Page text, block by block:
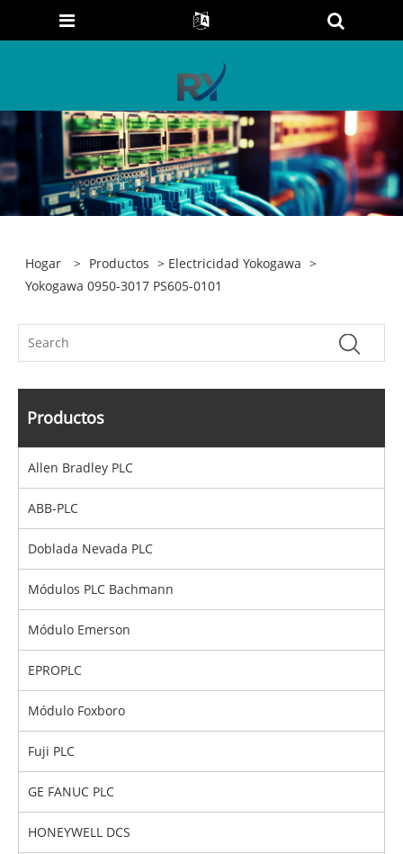
Hogar > Productos > Electricidad Yokogawa >
Yokogawa 0950-3017 PS605-0101
Productos
Allen Bradley PLC
ABB-PLC
Doblada Nevada PLC
Módulos PLC Bachmann
Módulo Emerson
EPROPLC
Módulo Foxboro
Fuji PLC
GE FANUC PLC
HONEYWELL DCS